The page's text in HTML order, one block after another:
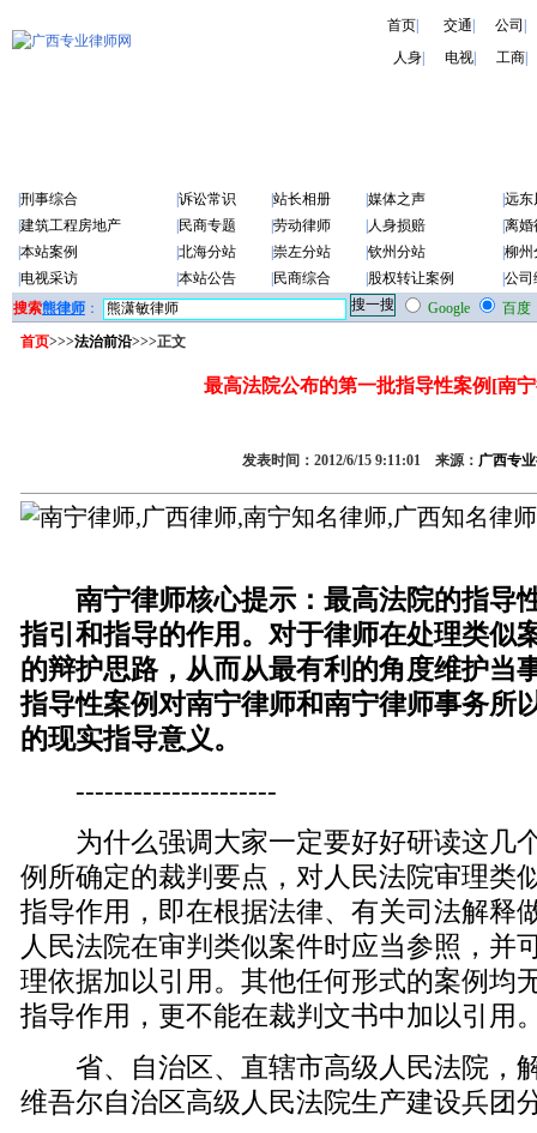
首页| 交通 公司
人身
电视 工商
刑事综合 诉讼常识 站长相册 媒体之声
远东
建筑工程房地产 民商专题 劳动律师 人身损赔
离婚
本站案例 北海分站 崇左分站 钦州分站
柳州
电视采访 本站公告 民商综合 股权转让案例
公司
搜索熊律师 ： Google
百度
首页>>>法治前沿>>>正文
最高法院公布的第一批指导性案例[南
发表时间：2012/6/15 9:11:01 来源： 广西专
南宁律师核心提示：最高法院的指导
指引和指导的作用。对于律师在处理类似
的辩护思路，从而从最有利的角度维护当
指导性案例对南宁律师和南宁律师事务所
的现实指导意义。
---------------------
为什么强调大家一定要好好研读这几
例所确定的裁判要点，对人民法院审理类
指导作用，即在根据法律、有关司法解释
人民法院在审判类似案件时应当参照，并
理依据加以引用。其他任何形式的案例均
指导作用，更不能在裁判文书中加以引用
省、自治区、直辖市高级人民法院，
维吾尔自治区高级人民法院生产建设兵团